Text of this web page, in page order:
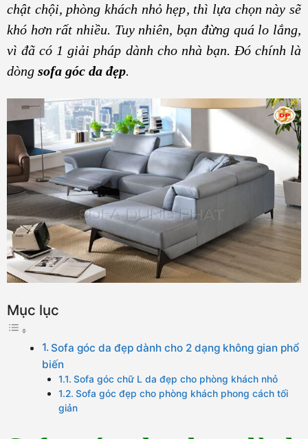
chật chội, phòng khách nhỏ hẹp, thì lựa chọn này sẽ
khó hơn rất nhiều. Tuy nhiên, bạn đừng quá lo lắng,
vì đã có 1 giải pháp dành cho nhà bạn. Đó chính là
dòng sofa góc da đẹp.
Mục lục
Sofa góc da đẹp dành cho 2 dạng không gian phổ
biến
Sofa góc chữ L da đẹp cho phòng khách nhỏ
Sofa góc đẹp cho phòng khách phong cách tối
giản